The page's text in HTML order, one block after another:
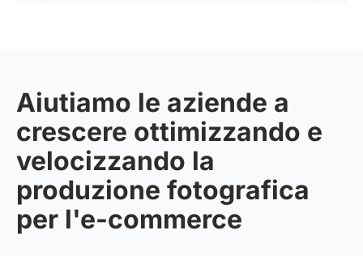
Aiutiamo le aziende a
crescere ottimizzando e
velocizzando la
produzione fotografica
per l'e-commerce